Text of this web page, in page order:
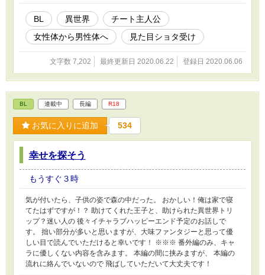
BL 異世界
チート主人公
女性体から男性体へ
見た目ショタ受け
文字数 7,202 最終更新日 2020.06.22 登録日 2020.06.06
BL 連載中 長編 R18
お気に入りに追加 534
幸せを探そう
もうすぐ３時
気が付いたら、子供の姿で森の中だった。 おかしい！俺は家で寝
てたはずですが！？ 助けてくれた王子と、助けられた異世界トリ
ップ？迷い人の 後々イチャラブハッピーエンド予定のお話しで
す。 拙い部分が多いと思いますが、大味ファンタジーと思って優
しい目で読んでいただけると幸いです！ ※※※ 番外編のみ、キャ
ラに優しくない内容を含みます。 本編の間に挟みますが、 本編の
流れに絡んでいないので 飛ばしていただいて大丈夫です！